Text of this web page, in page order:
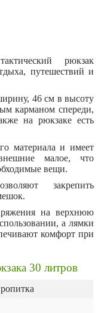
рюкзак
путешествий и
46 см в высоту
карманом спереди,
на рюкзаке есть
материала и имеет
малое, что
вещи.
закрепить
на верхнюю
а лямки
комфорт при
30 литров